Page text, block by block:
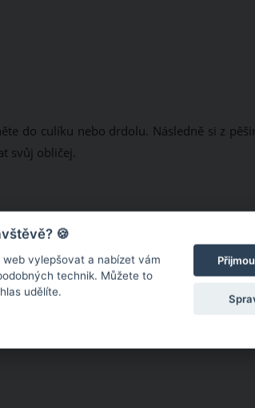
do culíku nebo drdolu. Následně si z
svůj obličej.
🍪
vylepšovat a nabízet vám
technik. Můžete to
udělíte.